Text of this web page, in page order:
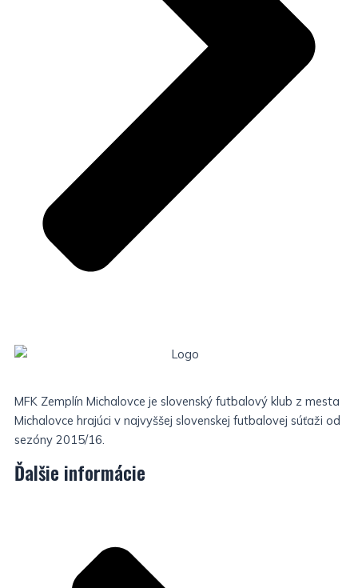
MFK Zemplín Michalovce je slovenský futbalový klub z mesta
Michalovce hrajúci v najvyššej slovenskej futbalovej súťaži od
sezóny 2015/16.
Ďalšie informácie